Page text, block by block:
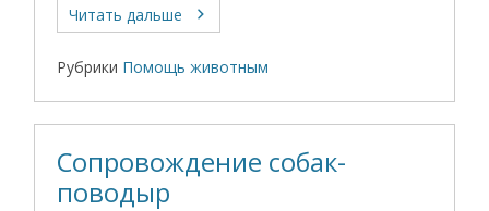
Читать дальше
Рубрики Помощь животным
Сопровождение собак-
поводыр